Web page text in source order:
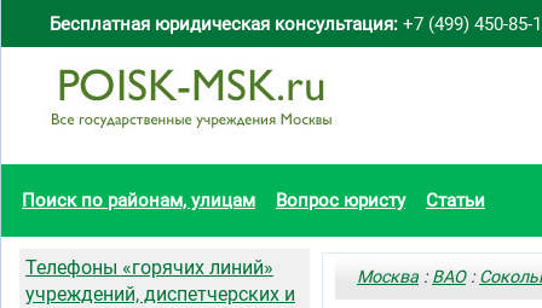
Бесплатная юридическая консультация: +7 (499) 450-85-
Поиск по районам, улицам Вопрос юристу Статьи
Москва :ВАО:
Телефоны «горячих линий»
учреждений, диспетчерских и